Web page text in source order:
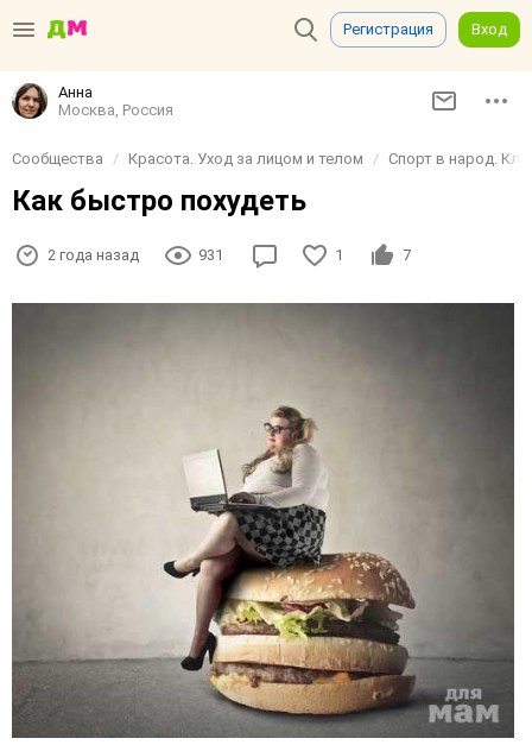
Регистрация Вход
Анна
Москва, Россия
Сообщества Красота. Уход за лицом и телом Спорт в народ.
Как быстро похудеть
2 года назад 931 1 7